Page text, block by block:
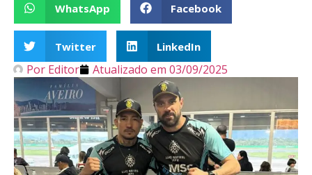
WhatsApp Facebook
Twitter LinkedIn
Por Editor Atualizado em 03/09/2025